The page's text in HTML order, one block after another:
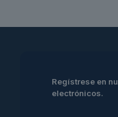
Regístrese en
electrónicos.